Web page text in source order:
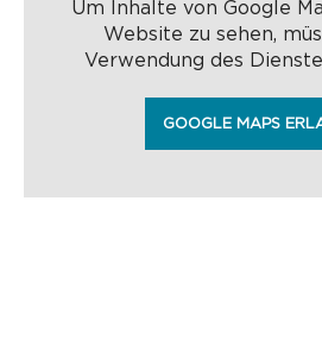
Um Inhalte von Google
Website zu sehen,
Verwendung des
GOOGLE MAPS